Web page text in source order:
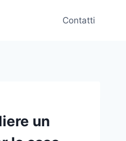
Contatti
un